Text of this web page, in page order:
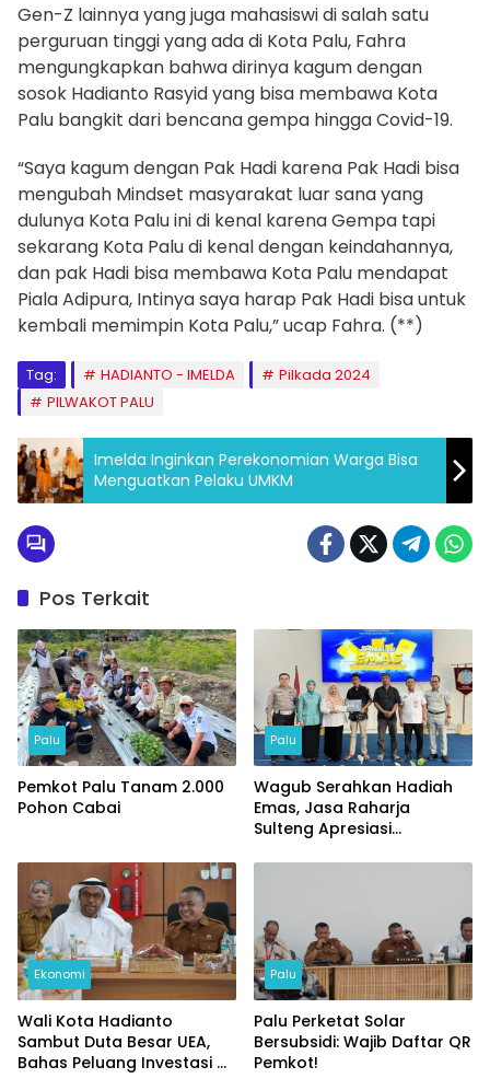
Gen-Z lainnya yang juga mahasiswi di salah satu
perguruan tinggi yang ada di Kota Palu, Fahra
mengungkapkan bahwa dirinya kagum dengan
sosok Hadianto Rasyid yang bisa membawa Kota
Palu bangkit dari bencana gempa hingga Covid-19.
“Saya kagum dengan Pak Hadi karena Pak Hadi bisa
mengubah Mindset masyarakat luar sana yang
dulunya Kota Palu ini di kenal karena Gempa tapi
sekarang Kota Palu di kenal dengan keindahannya,
dan pak Hadi bisa membawa Kota Palu mendapat
Piala Adipura, Intinya saya harap Pak Hadi bisa untuk
kembali memimpin Kota Palu,” ucap Fahra. (**)
Tag: HADIANTO - IMELDA
Pilkada 2024
PILWAKOT PALU
Imelda Inginkan Perekonomian Warga Bisa
Menguatkan Pelaku UMKM
Pos Terkait
Palu
Pemkot Palu Tanam 2.000
Pohon Cabai
Palu
Wagub Serahkan Hadiah
Emas, Jasa Raharja
Sulteng Apresiasi
Ekonomi
Wali Kota Hadianto
Sambut Duta Besar UEA,
Bahas Peluang Investasi di
Palu
Palu Perketat Solar
Bersubsidi: Wajib Daftar QR
Pemkot!